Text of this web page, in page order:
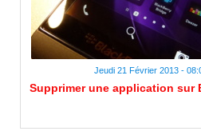
Jeudi 21 Février 2013 -
Supprimer une application sur